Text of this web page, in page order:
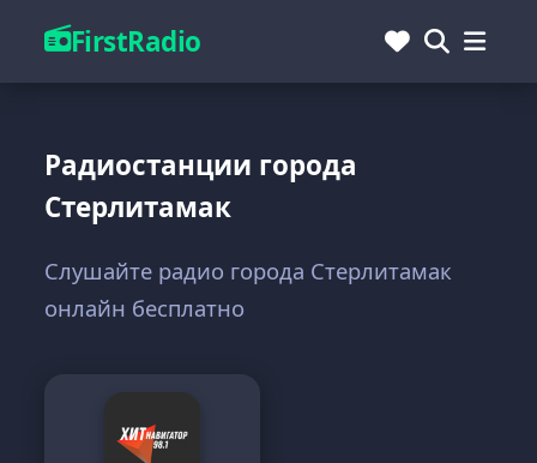
FirstRadio
Радиостанции города
Стерлитамак
Слушайте радио города Стерлитамак
онлайн бесплатно